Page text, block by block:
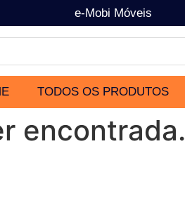
e-Mobi Móveis
TODOS OS PRODUTOS
encontrada.